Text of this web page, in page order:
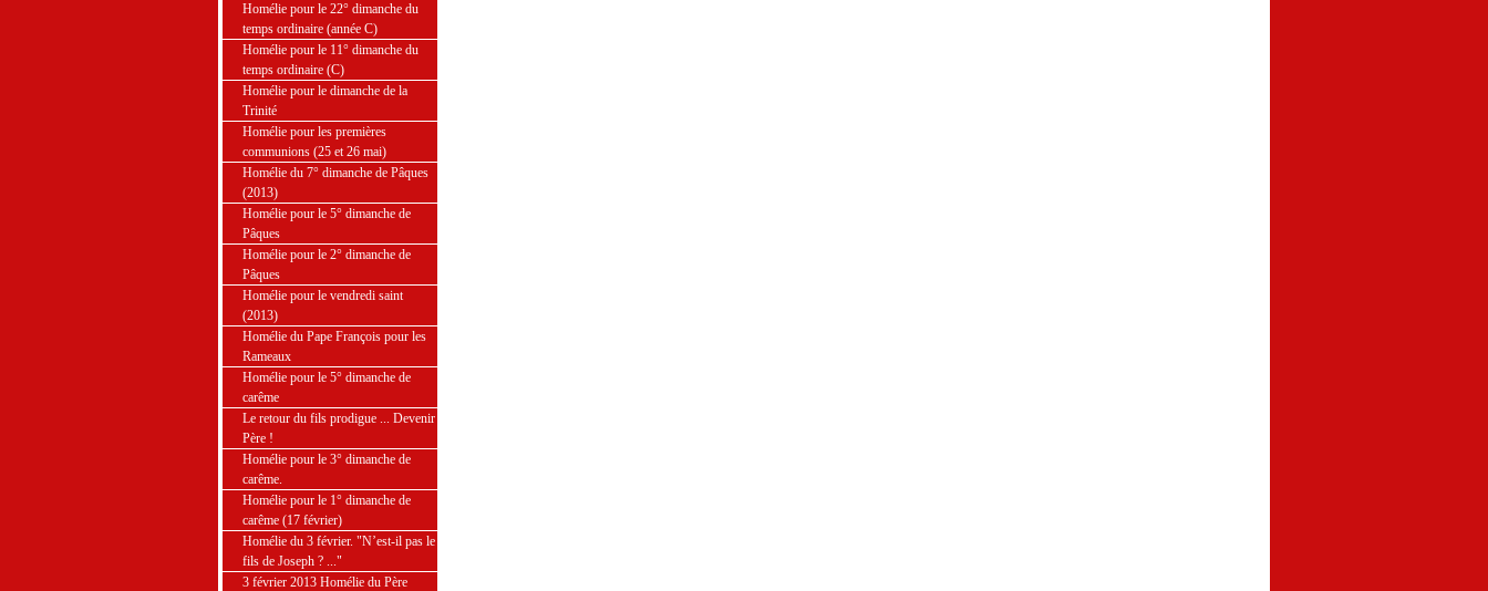
Homélie pour le 22° dimanche du
temps ordinaire (année C)
Homélie pour le 11° dimanche du
temps ordinaire (C)
Homélie pour le dimanche de la
Trinité
Homélie pour les premières
communions (25 et 26 mai)
Homélie du 7° dimanche de Pâques
(2013)
Homélie pour le 5° dimanche de
Pâques
Homélie pour le 2° dimanche de
Pâques
Homélie pour le vendredi saint
(2013)
Homélie du Pape François pour les
Rameaux
Homélie pour le 5° dimanche de
carême
Le retour du fils prodigue ... Devenir
Père !
Homélie pour le 3° dimanche de
carême.
Homélie pour le 1° dimanche de
carême (17 février)
Homélie du 3 février. "N’est-il pas le
fils de Joseph ? ..."
3 février 2013 Homélie du Père